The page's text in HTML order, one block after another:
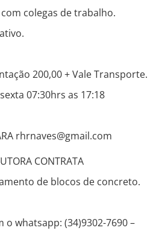
colegas de trabalho.
200,00 + Vale Transporte.
07:30hrs as 17:18
rhrnaves@gmail.com
CONTRATA
de blocos de concreto.
whatsapp: (34)9302-7690 –